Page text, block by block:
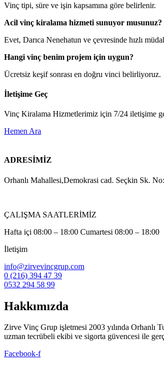
Vinç tipi, süre ve işin kapsamına göre belirlenir.
Acil vinç kiralama hizmeti sunuyor musunuz?
Evet, Darıca Nenehatun ve çevresinde hızlı
Hangi vinç benim projem için uygun?
Ücretsiz keşif sonrası en doğru vinci belirliyoruz.
İletişime Geç
Vinç Kiralama Hizmetlerimiz için 7/24 iletişime
Hemen Ara
ADRESİMİZ
Orhanlı Mahallesi,Demokrasi cad. Seçkin Sk.
ÇALIŞMA SAATLERİMİZ
Hafta içi 08:00 – 18:00 Cumartesi 08:00 – 18:00
İletişim
info@zirvevincgrup.com
0 (216) 394 47 39
0532 294 58 99
Hakkımızda
Zirve Vinç Grup işletmesi 2003 yılında Orhanlı
uzman tecrübeli ekibi ve sigorta güvencesi ile
Facebook-f